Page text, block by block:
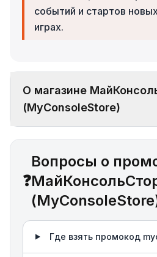
событий и стартов
играх.
О магазине
(MyConsoleStore)
❓
Вопросы о
Где взять промокод